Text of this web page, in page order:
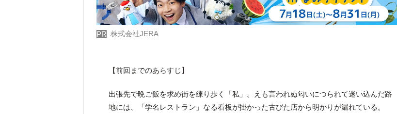
PR 株式会社JERA
【前回までのあらすじ】
出張先で晩ご飯を求め街を練り歩く「私」。えも言われぬ匂いにつられて迷い込んだ路
地には、「学名レストラン」なる看板が掛かった古びた店から明かりが漏れている。